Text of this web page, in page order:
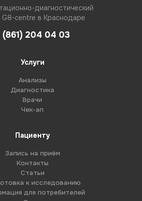
диагностический
G8-centre в Краснодаре
(861) 204 04 03
Услуги
Анализы
Диагностика
Врачи
Чек-ап
Пациенту
Запись на приём
Контакты
Статьи
к исследованию
для потребителей